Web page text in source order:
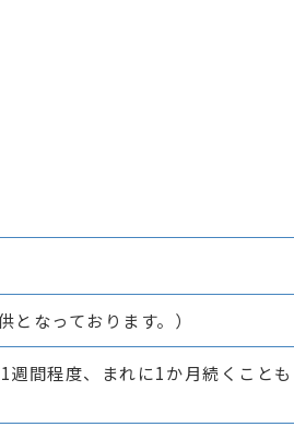
なっております。）
間程度、まれに1か月続くことも